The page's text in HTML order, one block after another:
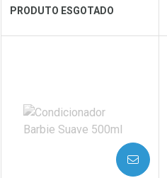
Ver Desconto Convênio
PRODUTO ESGOTADO
AVISE-ME